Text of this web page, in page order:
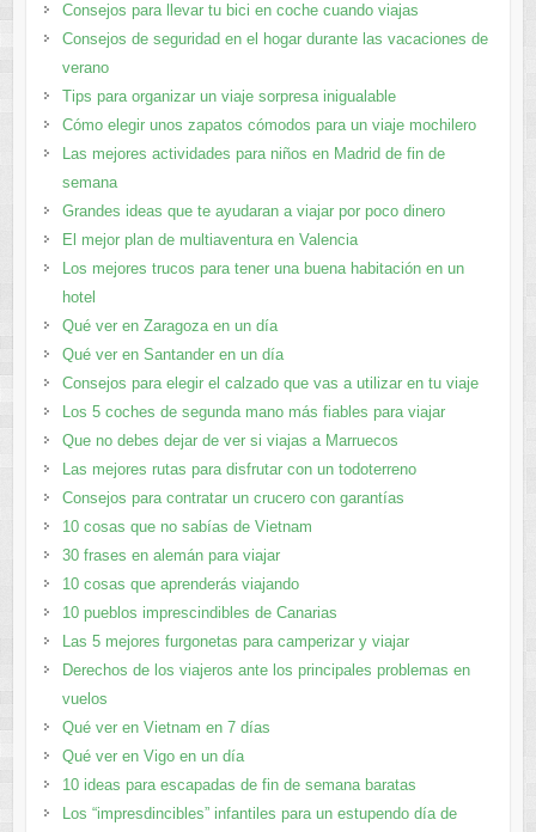
Consejos para llevar tu bici en coche cuando viajas
Consejos de seguridad en el hogar durante las vacaciones de
verano
Tips para organizar un viaje sorpresa inigualable
Cómo elegir unos zapatos cómodos para un viaje mochilero
Las mejores actividades para niños en Madrid de fin de
semana
Grandes ideas que te ayudaran a viajar por poco dinero
El mejor plan de multiaventura en Valencia
Los mejores trucos para tener una buena habitación en un
hotel
Qué ver en Zaragoza en un día
Qué ver en Santander en un día
Consejos para elegir el calzado que vas a utilizar en tu viaje
Los 5 coches de segunda mano más fiables para viajar
Que no debes dejar de ver si viajas a Marruecos
Las mejores rutas para disfrutar con un todoterreno
Consejos para contratar un crucero con garantías
10 cosas que no sabías de Vietnam
30 frases en alemán para viajar
10 cosas que aprenderás viajando
10 pueblos imprescindibles de Canarias
Las 5 mejores furgonetas para camperizar y viajar
Derechos de los viajeros ante los principales problemas en
vuelos
Qué ver en Vietnam en 7 días
Qué ver en Vigo en un día
10 ideas para escapadas de fin de semana baratas
Los “impresdincibles” infantiles para un estupendo día de